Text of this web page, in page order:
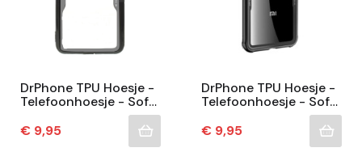
DrPhone TPU Hoesje -
Telefoonhoesje - Soft
Case - Donkere Rand -
Geschikt Voor Xiaomi
A2 -...
Prijs
€ 9,95
DrPhone TPU Hoesje -
Telefoonhoesje - Soft
Case - Donkere Rand -
Geschikt Voor Xiaomi
A2 -...
Prijs
€ 9,95